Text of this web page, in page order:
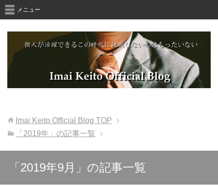
メニュー
Imai Keito Official Blog TOP
「2019年」の記事一覧
「2019年9月」の記事一覧